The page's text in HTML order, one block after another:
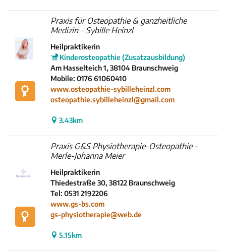
Praxis für Osteopathie & ganzheitliche
Medizin - Sybille Heinzl
Heilpraktikerin
Kinderosteopathie (Zusatzausbildung)
Am Hasselteich 1, 38104 Braunschweig
Mobile: 0176 61060410
www.osteopathie-sybilleheinzl.com
osteopathie.sybilleheinzl@gmail.com
3.43km
Praxis G&S Physiotherapie-Osteopathie -
Merle-Johanna Meier
Heilpraktikerin
Thiedestraße 30, 38122 Braunschweig
Tel: 0531 2192206
www.gs-bs.com
gs-physiotherapie@web.de
5.15km